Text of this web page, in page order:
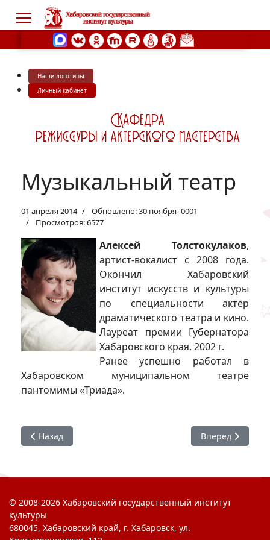
Наши логотипы
Личный кабинет
Музыкальный театр
01 апреля 2014
Обновлено: 30 ноября -0001
Просмотров: 6577
Алексей Толстокулаков,
артист-вокалист с 2008 года.
Окончил Хабаровский
институт искусств и культуры
по специальности актёр
драматического театра и кино.
Лауреат премии Губернатора
Хабаровского края, 2002 г.
Ранее успешно работал в
Хабаровском муниципальном театре
пантомимы «Триада».
Предыдущий: Белый театр
Назад Следующий:
Вперед
© 2008-2026 Хабаровский государственный институт
культуры
680045, Хабаровский край, г. Хабаровск, ул.